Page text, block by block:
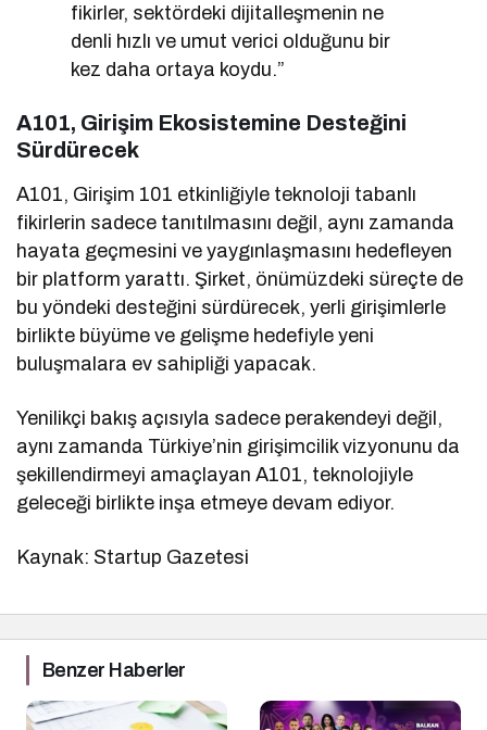
fikirler, sektördeki dijitalleşmenin ne
denli hızlı ve umut verici olduğunu bir
kez daha ortaya koydu.”
A101, Girişim Ekosistemine Desteğini
Sürdürecek
A101, Girişim 101 etkinliğiyle teknoloji tabanlı
fikirlerin sadece tanıtılmasını değil, aynı zamanda
hayata geçmesini ve yaygınlaşmasını hedefleyen
bir platform yarattı. Şirket, önümüzdeki süreçte de
bu yöndeki desteğini sürdürecek, yerli girişimlerle
birlikte büyüme ve gelişme hedefiyle yeni
buluşmalara ev sahipliği yapacak.
Yenilikçi bakış açısıyla sadece perakendeyi değil,
aynı zamanda Türkiye’nin girişimcilik vizyonunu da
şekillendirmeyi amaçlayan A101, teknolojiyle
geleceği birlikte inşa etmeye devam ediyor.
Kaynak: Startup Gazetesi
Benzer Haberler